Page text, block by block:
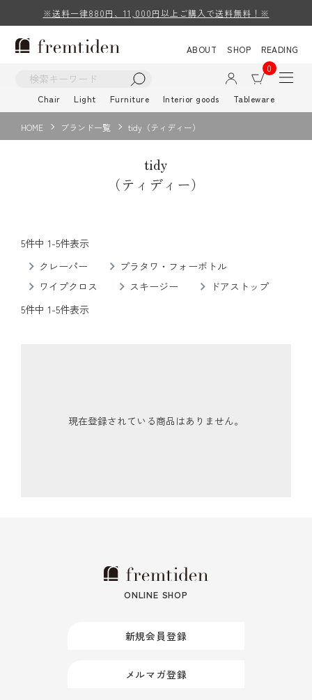
※送料一律880円、11,000円以上ご購入で送料無料！※
ABOUT SHOP
READING
0
Chair Light Furniture Interior goods Tableware
HOME ブランド一覧 tidy（ティディー）
tidy
（ティディー）
5件中 1-5件表示
クレーパー
プラタワ・フォーボトル
ワイプクロス
スキージー
ドアストップ
5件中 1-5件表示
現在登録されている商品はありません。
ONLINE SHOP
新規会員登録
メルマガ登録